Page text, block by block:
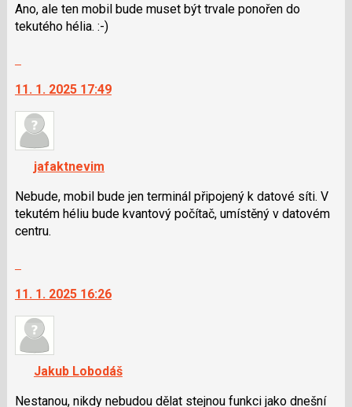
názor
použít
i
pro
následující
a
P
pro
předchozí
názor
Ano, ale ten mobil bude muset být trvale ponořen do
tekutého hélia. :-)
další
nový
názor.
navigaci
lze
použít
i
klávesy
a
P
pro
předchozí
nový
11. 1. 2025 17:49
jafaktnevim
Nebude, mobil bude jen terminál připojený k datové síti. V
tekutém héliu bude kvantový počítač, umístěný v datovém
centru.
další
nový
názor.
navigaci
lze
použít
11. 1. 2025 16:26
Jakub Lobodáš
Nestanou, nikdy nebudou dělat stejnou funkci jako dnešní